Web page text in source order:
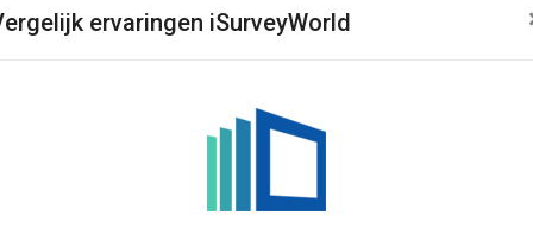
ervaringen iSurveyWorld